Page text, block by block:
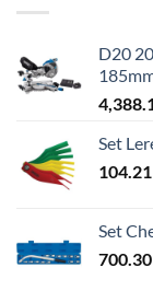
D20
Set
104.21
Set
700.30